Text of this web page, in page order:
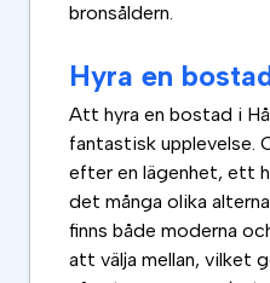
bronsåldern.
Hyra en
Att hyra en bostad i
fantastisk upplevelse.
efter en lägenhet, ett
det många olika
finns både moderna
att välja mellan, vilket